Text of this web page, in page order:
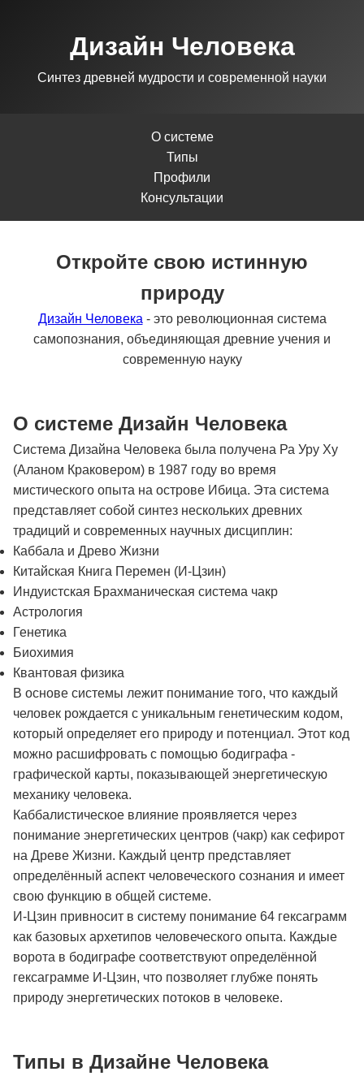
Дизайн Человека
Синтез древней мудрости и современной науки
О системе
Типы
Профили
Консультации
Откройте свою истинную
природу
Дизайн Человека - это революционная система
самопознания, объединяющая древние учения и
современную науку
О системе Дизайн Человека
Система Дизайна Человека была получена Ра Уру Ху
(Аланом Краковером) в 1987 году во время
мистического опыта на острове Ибица. Эта система
представляет собой синтез нескольких древних
традиций и современных научных дисциплин:
Каббала и Древо Жизни
Китайская Книга Перемен (И-Цзин)
Индуистская Брахманическая система чакр
Астрология
Генетика
Биохимия
Квантовая физика
В основе системы лежит понимание того, что каждый
человек рождается с уникальным генетическим кодом,
который определяет его природу и потенциал. Этот код
можно расшифровать с помощью бодиграфа -
графической карты, показывающей энергетическую
механику человека.
Каббалистическое влияние проявляется через
понимание энергетических центров (чакр) как сефирот
на Древе Жизни. Каждый центр представляет
определённый аспект человеческого сознания и имеет
свою функцию в общей системе.
И-Цзин привносит в систему понимание 64 гексаграмм
как базовых архетипов человеческого опыта. Каждые
ворота в бодиграфе соответствуют определённой
гексаграмме И-Цзин, что позволяет глубже понять
природу энергетических потоков в человеке.
Типы в Дизайне Человека